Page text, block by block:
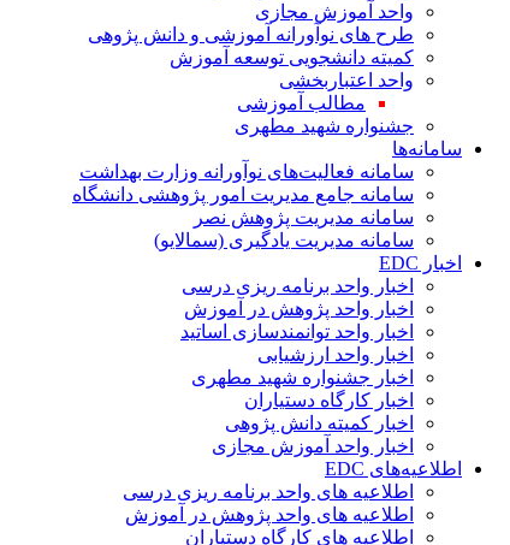
واحد آموزش مجازی
طرح های نوآورانه آموزشی و دانش پژوهی
کمیته دانشجویی توسعه آموزش
واحد اعتباربخشی
مطالب آموزشی
جشنواره شهید مطهری
سامانه‌ها
سامانه فعالیت‌های نوآورانه وزارت بهداشت
سامانه جامع مدیریت امور پژوهشی دانشگاه
سامانه مدیریت پژوهش نصر
سامانه مدیریت یادگیری (سمالایو)
اخبار EDC
اخبار واحد برنامه ریزی درسی
اخبار واحد پژوهش در آموزش
اخبار واحد توانمندسازی اساتید
اخبار واحد ارزشیابی
اخبار جشنواره شهید مطهری
اخبار کارگاه دستیاران
اخبار کمیته دانش پژوهی
اخبار واحد آموزش مجازی
اطلاعیه‌های EDC
اطلاعیه های واحد برنامه ریزی درسی
اطلاعیه های واحد پژوهش در آموزش
اطلاعیه های کارگاه دستیاران